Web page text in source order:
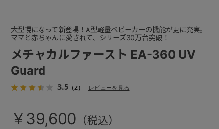
メチャカルファースト EA-360 UV
Guard
3.5（2） レビューを見る
大型幌になって新登場！A型軽量ベビーカーの機能が更に充実。
ママと赤ちゃんに愛されて、シリーズ30万台突破！
￥39,600